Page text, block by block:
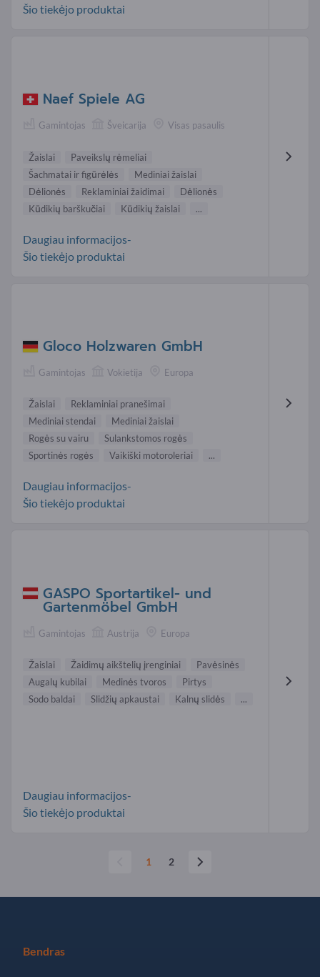
Šio tiekėjo produktai
Naef Spiele AG
Gamintojas Šveicarija Visas pasaulis
Žaislai
Paveikslų rėmeliai
Šachmatai ir figūrėlės
Mediniai žaislai
Dėlionės
Reklaminiai žaidimai
Dėlionės
Kūdikių barškučiai
Kūdikių žaislai ...
Daugiau informacijos-
Šio tiekėjo produktai
Gloco Holzwaren GmbH
Gamintojas Vokietija Europa
Žaislai
Reklaminiai pranešimai
Mediniai stendai
Mediniai žaislai
Rogės su vairu
Sulankstomos rogės
Sportinės rogės
Vaikiški motoroleriai ...
Daugiau informacijos-
Šio tiekėjo produktai
GASPO Sportartikel- und
Gartenmöbel GmbH
Gamintojas Austrija Europa
Žaislai Žaidimų aikštelių įrenginiai
Pavėsinės
Augalų kubilai
Medinės tvoros
Pirtys
Sodo baldai
Slidžių apkaustai Kalnų slidės ...
Daugiau informacijos-
Šio tiekėjo produktai
1 2
Bendras